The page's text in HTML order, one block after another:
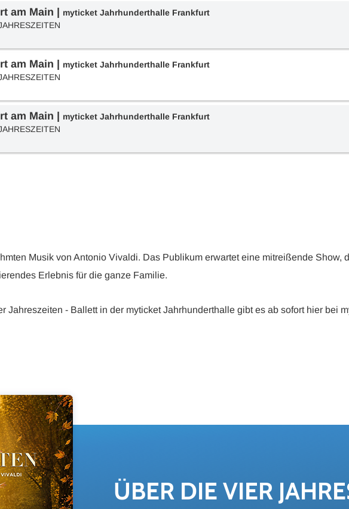
am Main | myticket Jahrhunderthalle Frankfurt
am Main | myticket Jahrhunderthalle Frankfurt
am Main | myticket Jahrhunderthalle Frankfurt
Musik von Antonio Vivaldi. Das Publikum erwartet eine mitreißende Show,
Erlebnis für die ganze Familie.
Jahreszeiten - Ballett in der myticket Jahrhunderthalle gibt es ab sofort hier bei
ÜBER DIE VIER